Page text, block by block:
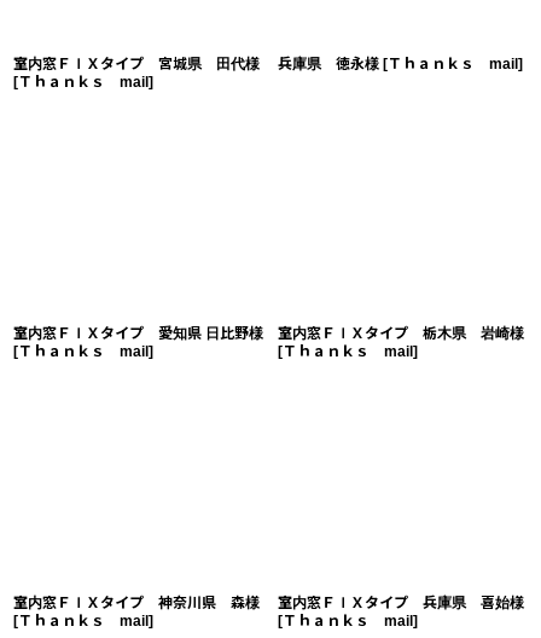
室内窓ＦＩＸタイプ 宮城県 田代様
[Ｔｈａｎｋｓ mail ]
兵庫県 徳永様 [Ｔｈａｎｋｓ mail ]
室内窓ＦＩＸタイプ 愛知県 日比野様
[Ｔｈａｎｋｓ mail ]
室内窓ＦＩＸタイプ 栃木県 岩崎様
[Ｔｈａｎｋｓ mail ]
室内窓ＦＩＸタイプ 神奈川県 森様
[Ｔｈａｎｋｓ mail ]
室内窓ＦＩＸタイプ 兵庫県 喜始様
[Ｔｈａｎｋｓ mail ]